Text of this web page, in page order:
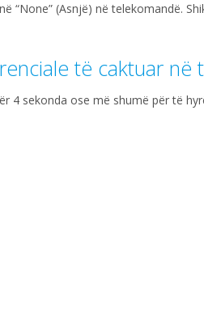
“None” (Asnjë) në telekomandë.
të caktuar në
4 sekonda ose më shumë për të